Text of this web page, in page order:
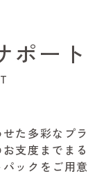
ポート
た多彩なプラ
支度までま
ックをご用意